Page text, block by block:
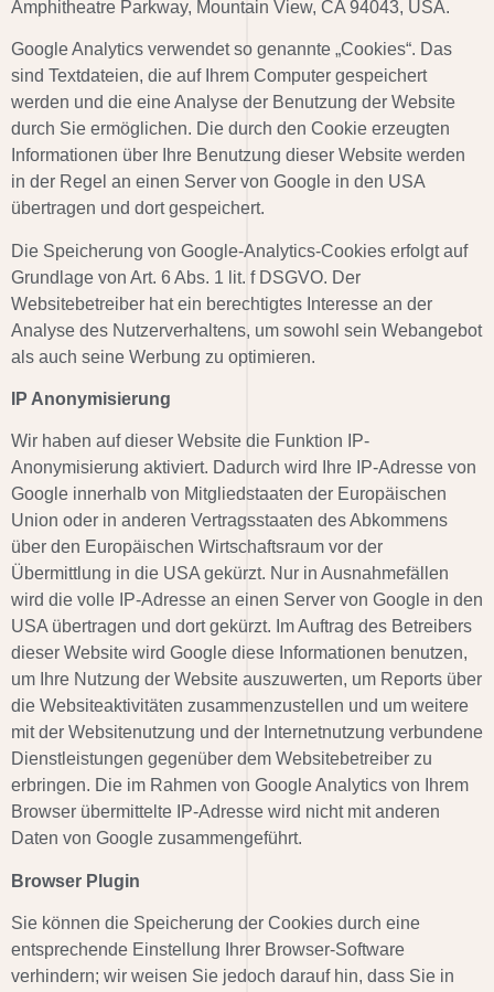
Amphitheatre Parkway, Mountain View, CA 94043, USA.
Google Analytics verwendet so genannte „Cookies“. Das
sind Textdateien, die auf Ihrem Computer gespeichert
werden und die eine Analyse der Benutzung der Website
durch Sie ermöglichen. Die durch den Cookie erzeugten
Informationen über Ihre Benutzung dieser Website werden
in der Regel an einen Server von Google in den USA
übertragen und dort gespeichert.
Die Speicherung von Google-Analytics-Cookies erfolgt auf
Grundlage von Art. 6 Abs. 1 lit. f DSGVO. Der
Websitebetreiber hat ein berechtigtes Interesse an der
Analyse des Nutzerverhaltens, um sowohl sein Webangebot
als auch seine Werbung zu optimieren.
IP Anonymisierung
Wir haben auf dieser Website die Funktion IP-
Anonymisierung aktiviert. Dadurch wird Ihre IP-Adresse von
Google innerhalb von Mitgliedstaaten der Europäischen
Union oder in anderen Vertragsstaaten des Abkommens
über den Europäischen Wirtschaftsraum vor der
Übermittlung in die USA gekürzt. Nur in Ausnahmefällen
wird die volle IP-Adresse an einen Server von Google in den
USA übertragen und dort gekürzt. Im Auftrag des Betreibers
dieser Website wird Google diese Informationen benutzen,
um Ihre Nutzung der Website auszuwerten, um Reports über
die Websiteaktivitäten zusammenzustellen und um weitere
mit der Websitenutzung und der Internetnutzung verbundene
Dienstleistungen gegenüber dem Websitebetreiber zu
erbringen. Die im Rahmen von Google Analytics von Ihrem
Browser übermittelte IP-Adresse wird nicht mit anderen
Daten von Google zusammengeführt.
Browser Plugin
Sie können die Speicherung der Cookies durch eine
entsprechende Einstellung Ihrer Browser-Software
verhindern; wir weisen Sie jedoch darauf hin, dass Sie in